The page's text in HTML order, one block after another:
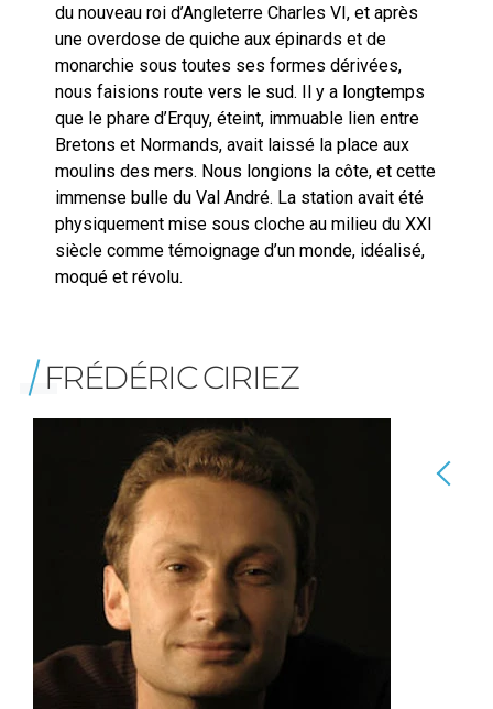
du nouveau roi d’Angleterre Charles VI, et après
une overdose de quiche aux épinards et de
monarchie sous toutes ses formes dérivées,
nous faisions route vers le sud. Il y a longtemps
que le phare d’Erquy, éteint, immuable lien entre
Bretons et Normands, avait laissé la place aux
moulins des mers. Nous longions la côte, et cette
immense bulle du Val André. La station avait été
physiquement mise sous cloche au milieu du XXI
siècle comme témoignage d’un monde, idéalisé,
moqué et révolu.
FRÉDÉRIC CIRIEZ